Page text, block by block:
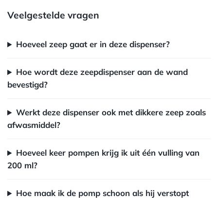
Veelgestelde vragen
Hoeveel zeep gaat er in deze dispenser?
Hoe wordt deze zeepdispenser aan de wand
bevestigd?
Werkt deze dispenser ook met dikkere zeep zoals
afwasmiddel?
Hoeveel keer pompen krijg ik uit één vulling van
200 ml?
Hoe maak ik de pomp schoon als hij verstopt